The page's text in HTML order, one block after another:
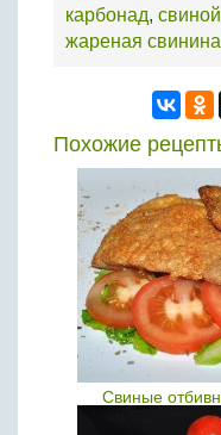
карбонад,
жареная свинина
Похожие
Свиные